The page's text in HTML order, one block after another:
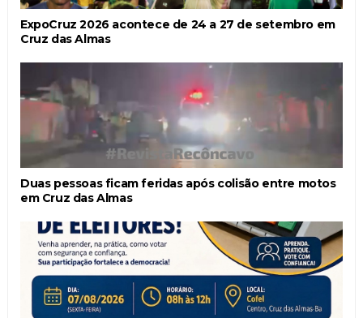
ExpoCruz 2026 acontece de 24 a 27 de setembro em
Cruz das Almas
Duas pessoas ficam feridas após colisão entre motos
em Cruz das Almas